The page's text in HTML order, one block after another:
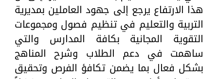
هذا الارتفاع يرجع إلى جهود العاملين بمديرية
التربية والتعليم في تنظيم فصول ومجموعات
التقوية المجانية بكافة المدارس والتي
ساهمت في دعم الطلاب وشرح المناهج
بشكل فعال بما يضمن تكافؤ الفرص وتحقيق